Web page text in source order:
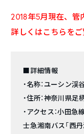
2018年5月現在、管
詳しくはこちらをご
■詳細情報
・名称：ユーシン渓
・住所：神奈川県
・アクセス：小田
士急湘南バス「西丹